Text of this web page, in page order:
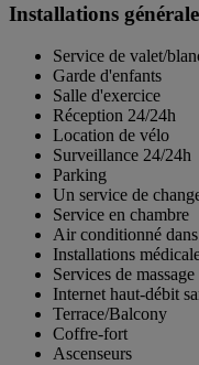
Installations
Service de valet/
Garde d'enfants
Salle d'exercice
Réception 24/24h
Location de vélo
Surveillance 24/24h
Parking
Un service de
Service en chambre
Air conditionné dans
Installations
Services de massage
Internet haut-débit
Terrace/Balcony
Coffre-fort
Ascenseurs